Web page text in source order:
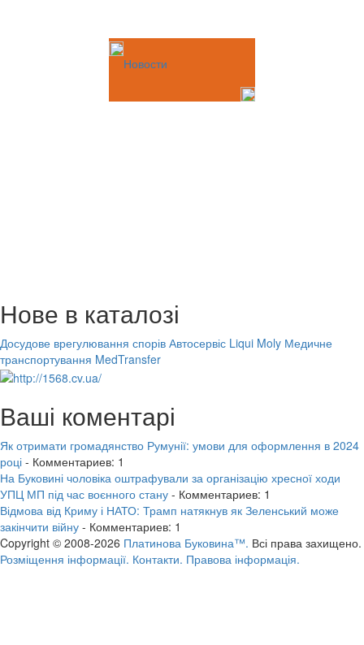
Новости
Нове в каталозі
Досудове врегулювання спорів Автосервіс Liqui Moly Медичне
транспортування MedTransfer
Ваші коментарі
Як отримати громадянство Румунії: умови для оформлення в 2024
році - Комментариев: 1
На Буковині чоловіка оштрафували за організацію хресної ходи
УПЦ МП під час воєнного стану - Комментариев: 1
Відмова від Криму і НАТО: Трамп натякнув як Зеленський може
закінчити війну - Комментариев: 1
Copyright © 2008-2026 Платинова Буковина™. Всі права захищено.
Розміщення інформації. Контакти. Правова інформація.